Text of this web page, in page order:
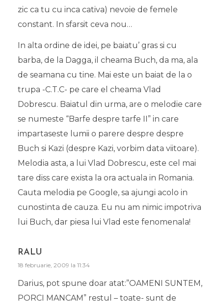
zic ca tu cu inca cativa) nevoie de femele
constant. In sfarsit ceva nou…
In alta ordine de idei, pe baiatu’ gras si cu
barba, de la Dagga, il cheama Buch, da ma, ala
de seamana cu tine. Mai este un baiat de la o
trupa -C.T.C- pe care el cheama Vlad
Dobrescu. Baiatul din urma, are o melodie care
se numeste “Barfe despre tarfe II” in care
impartaseste lumii o parere despre despre
Buch si Kazi (despre Kazi, vorbim data viitoare).
Melodia asta, a lui Vlad Dobrescu, este cel mai
tare diss care exista la ora actuala in Romania.
Cauta melodia pe Google, sa ajungi acolo in
cunostinta de cauza. Eu nu am nimic impotriva
lui Buch, dar piesa lui Vlad este fenomenala!
RALU
18 februarie, 2009 la 11:34
Darius, pot spune doar atat:”OAMENI SUNTEM,
PORCI MANCAM” restul – toate- sunt de